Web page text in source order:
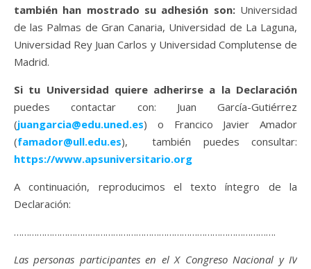
también han mostrado su adhesión son:Universidad
de las Palmas de Gran Canaria, Universidad de La Laguna,
Universidad Rey Juan Carlos y Universidad Complutense de
Madrid.
Si tu Universidad quiere adherirse a la Declaración
puedes contactar con: Juan García-Gutiérrez
(juangarcia@edu.uned.es) o Francico Javier Amador
(famador@ull.edu.es), también puedes consultar:
https://www.apsuniversitario.org
A continuación, reproducimos el texto íntegro de la
Declaración:
………………………………………………………………………………………….
Las personas participantes en el X Congreso Nacional y IV